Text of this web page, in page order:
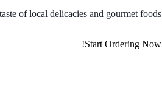
of local delicacies and gourmet foods!
Start Ordering Now!